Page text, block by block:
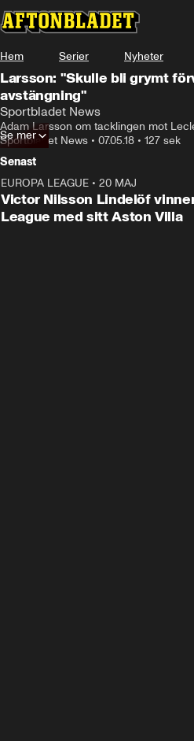
Hem Serier Nyheter
Larsson: "Skulle bli grymt
avstängning"
Sportbladet News
Adam Larsson om tacklingen mot
Sportbladet News • 07.05.18 • 127 sek
Se mer
Senast
EUROPA LEAGUE • 20 MAJ
Victor Nilsson Lindelöf
League med sitt Aston Villa